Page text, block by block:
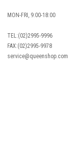
MON-FRI, 9:00-18:00
TEL:(02)2995-9996
FAX:(02)2995-9978